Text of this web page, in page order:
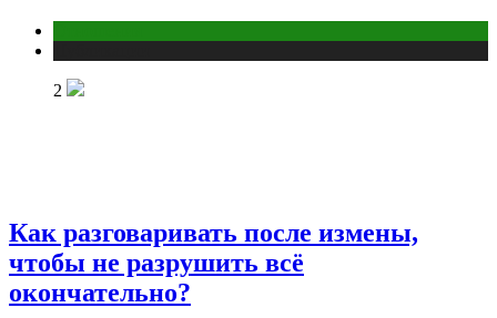
2
Как разговаривать после измены,
чтобы не разрушить всё
окончательно?